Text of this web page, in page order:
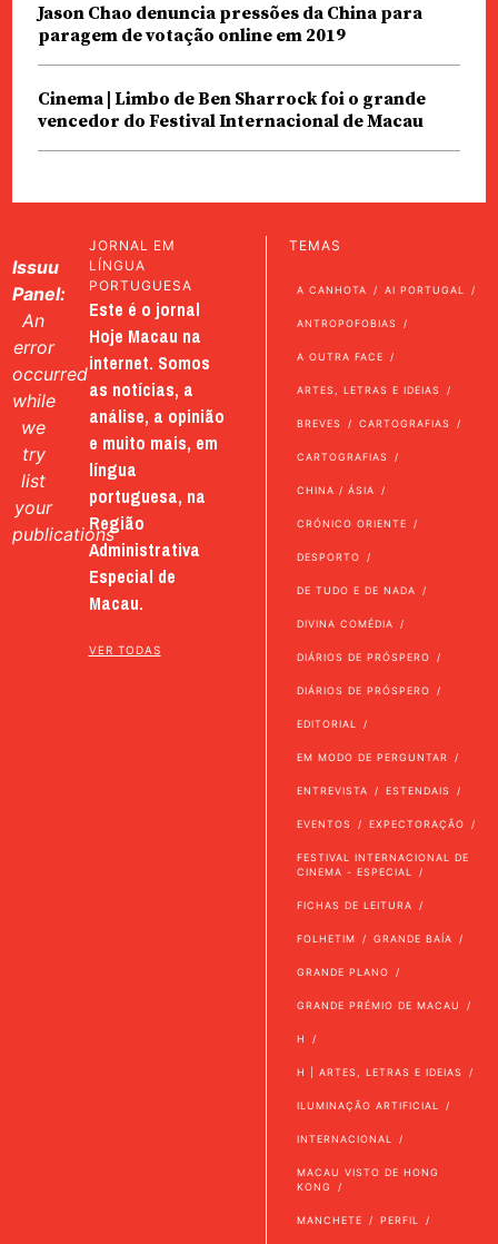
Jason Chao denuncia pressões da China para
paragem de votação online em 2019
Cinema | Limbo de Ben Sharrock foi o grande
vencedor do Festival Internacional de Macau
Issuu
Panel:
An
error
occurred
while
we
try
list
your
publications
JORNAL EM
LÍNGUA
PORTUGUESA
Este é o jornal
Hoje Macau na
internet. Somos
as notícias, a
análise, a opinião
e muito mais, em
língua
portuguesa, na
Região
Administrativa
Especial de
Macau.
VER TODAS
TEMAS
A CANHOTA AI PORTUGAL
ANTROPOFOBIAS
A OUTRA FACE
ARTES, LETRAS E IDEIAS
BREVES CARTOGRAFIAS
CARTOGRAFIAS
CHINA / ÁSIA
CRÓNICO ORIENTE
DESPORTO
DE TUDO E DE NADA
DIVINA COMÉDIA
DIÁRIOS DE PRÓSPERO
DIÁRIOS DE PRÓSPERO
EDITORIAL
EM MODO DE PERGUNTAR
ENTREVISTA ESTENDAIS
EVENTOS EXPECTORAÇÃO
FESTIVAL INTERNACIONAL DE
CINEMA - ESPECIAL
FICHAS DE LEITURA
FOLHETIM GRANDE BAÍA
GRANDE PLANO
GRANDE PRÉMIO DE MACAU
H
H | ARTES, LETRAS E IDEIAS
ILUMINAÇÃO ARTIFICIAL
INTERNACIONAL
MACAU VISTO DE HONG
KONG
MANCHETE PERFIL